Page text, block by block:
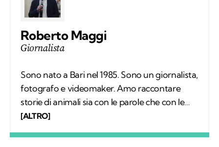
Roberto Maggi
Giornalista
Sono nato a Bari nel 1985. Sono un giornalista,
fotografo e videomaker. Amo raccontare
storie di animali sia con le parole che con le
immagini. Sono laureato in giurisprudenza e
[ALTRO]